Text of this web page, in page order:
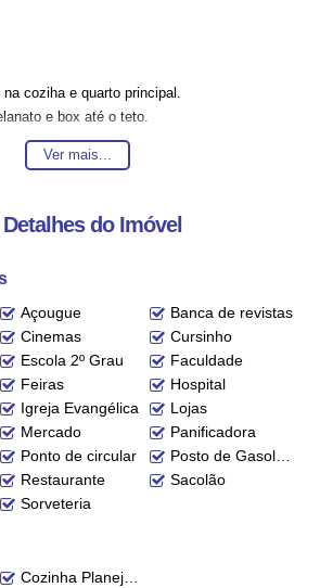
coziha e quarto principal.
e box até o teto.
12 mil Btus.
gesso rebaixado e massa corrida nas
veículo.
para mais informações, ficaremos felizes em
dos imóveis estão sujeitos a alteração sem
Ver mais...
Detalhes do Imóvel
Açougue
Banca de revistas
Cinemas
Cursinho
Escola 2º Grau
Faculdade
Feiras
Hospital
Igreja Evangélica
Lojas
Mercado
Panificadora
Ponto de circular
Posto de Gasolina
Restaurante
Sacolão
Sorveteria
Cozinha Planejada